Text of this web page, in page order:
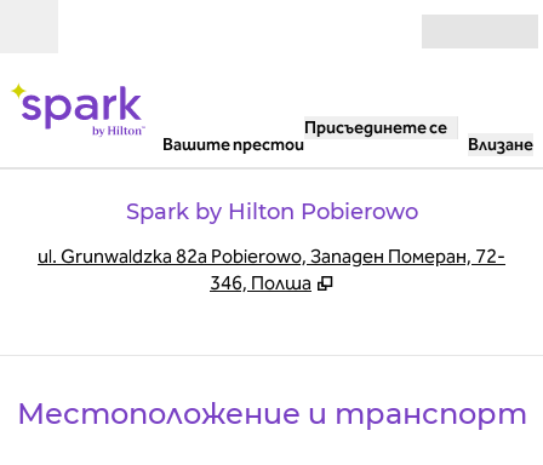
Вашите престои
Присъединете се
Влизане
Spark by Hilton Pobierowo
ul. Grunwaldzka 82a Pobierowo, Западен Померан, 72-
346, Полша
Местоположение и транспорт